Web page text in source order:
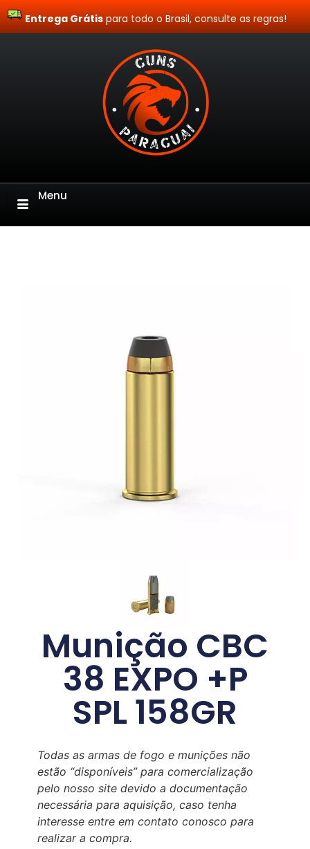
Site Blindado
Entrega Grátispara todo o Brasil, consulte as regras!
Menu
Munição CBC
38 EXPO +P
SPL 158GR
Todas as armas de fogo e munições não
estão “disponíveis” para comercialização
pelo nosso site devido a documentação
necessária para aquisição, caso tenha
interesse entre em contato conosco para
realizar a compra.